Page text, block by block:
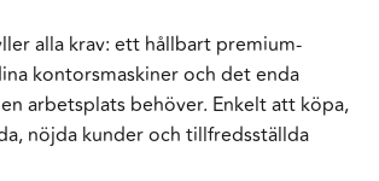
alla krav: ett hållbart premium-
kontorsmaskiner och det enda
arbetsplats behöver. Enkelt att köpa,
nöjda kunder och tillfredsställda